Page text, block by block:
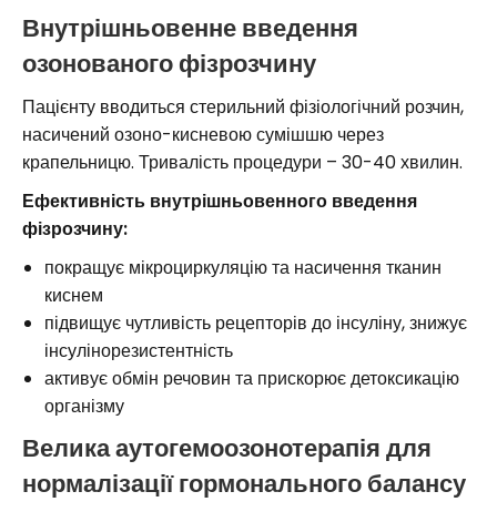
Внутрішньовенне введення
озонованого фізрозчину
Пацієнту вводиться стерильний фізіологічний розчин,
насичений озоно-кисневою сумішшю через
крапельницю. Тривалість процедури – 30-40 хвилин.
Ефективність внутрішньовенного введення
фізрозчину:
покращує мікроциркуляцію та насичення тканин
киснем
підвищує чутливість рецепторів до інсуліну, знижує
інсулінорезистентність
активує обмін речовин та прискорює детоксикацію
організму
Велика аутогемоозонотерапія для
нормалізації гормонального балансу